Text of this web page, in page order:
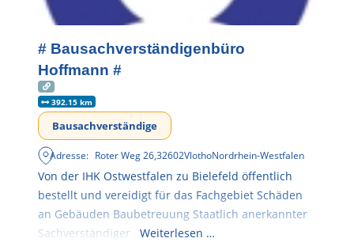
# Bausachverständigenbüro
Hoffmann #
392.15 km
Bausachverständige
Adresse: Roter Weg 26,32602VlothoNordrhein-Westfalen
Von der IHK Ostwestfalen zu Bielefeld öffentlich
bestellt und vereidigt für das Fachgebiet Schäden
an Gebäuden Baubetreuung Staatlich anerkannter
Sachverständiger
Weiterlesen …